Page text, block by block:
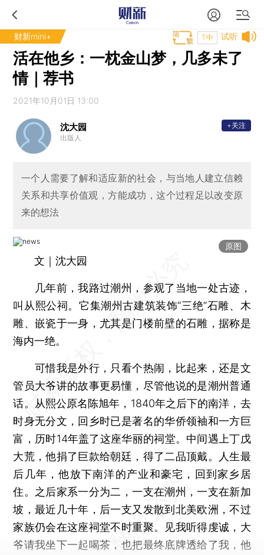
财新mini+ 试听
T中
活在他乡：一枕金山梦，几多未了
情｜荐书
2021年10月01日 13:00
沈大园
出版人
+关注
一个人需要了解和适应新的社会，与当地人建立信赖
关系和共享价值观，方能成功，这个过程足以改变原
来的想法
原图
文｜沈大园
几年前，我路过潮州，参观了当地一处古迹，
叫从熙公祠。它集潮州古建筑装饰“三绝”石雕、木
雕、嵌瓷于一身，尤其是门楼前壁的石雕，据称是
海内一绝。
可惜我是外行，只看个热闹，比起来，还是文
管员大爷讲的故事更易懂，尽管他说的是潮州普通
话。从熙公原名陈旭年，1840年之后下的南洋，去
时身无分文，回乡时已是著名的华侨领袖和一方巨
富，历时14年盖了这座华丽的祠堂。中间遇上丁戊
大荒，他捐了巨款给朝廷，得了二品顶戴。人生最
后几年，他放下南洋的产业和豪宅，回到家乡居
住。之后家系一分为二，一支在潮州，一支在新加
坡，最近几十年，后一支又发散到北美欧洲，不过
家族仍会在这座祠堂不时重聚。见我听得虔诚，大
爷请我坐下一起喝茶，也把最终底牌透给了我，他